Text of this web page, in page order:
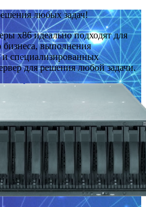
любых задач!
x86 идеально подходят для
бизнеса, выполнения
и специализированных
для решения любой задачи.